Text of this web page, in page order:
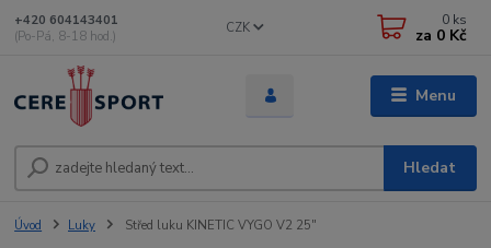
Menu
CZK
Hledat
+420 604143401
(Po-Pá, 8-18 hod.)
0 ks
za 0 Kč
Úvod Luky Střed luku KINETIC VYGO V2 25"